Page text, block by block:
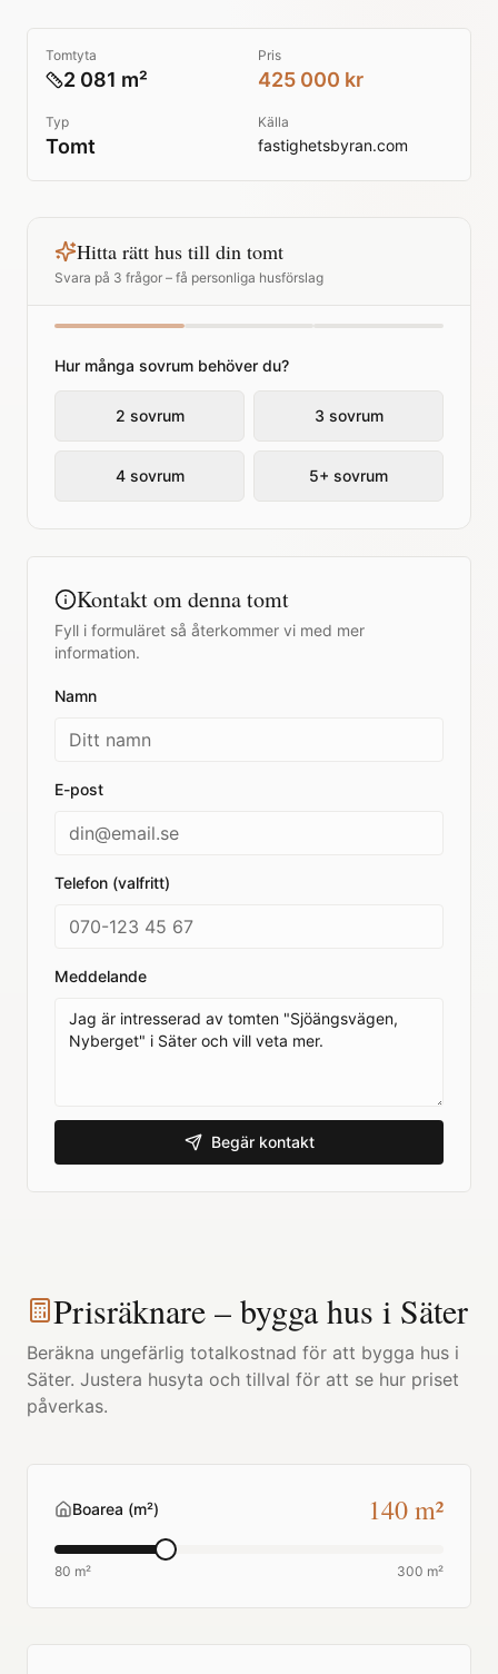
Tomtyta
2 081 m²
Pris
425 000 kr
Typ
Tomt
Källa
fastighetsbyran.com
Hitta rätt hus till din tomt
Svara på 3 frågor – få personliga husförslag
Hur många sovrum behöver du?
2 sovrum 3 sovrum
4 sovrum 5+ sovrum
Kontakt om denna tomt
Fyll i formuläret så återkommer vi med mer
information.
Namn
E-post
Telefon (valfritt)
Meddelande
Begär kontakt
Prisräknare – bygga hus i Säter
Beräkna ungefärlig totalkostnad för att bygga hus i
Säter. Justera husyta och tillval för att se hur priset
påverkas.
Boarea (m²) 140m²
80 m² 300 m²